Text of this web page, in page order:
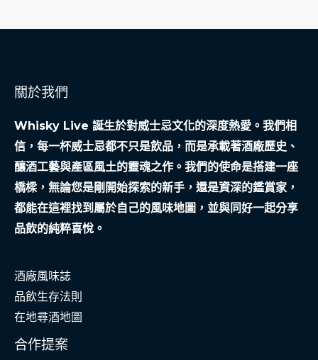
急
窮，
是
社
會
安
全
網
關於我們
Whisky Live 誕生於對威士忌文化的深度熱愛。我們相
信，每一杯威士忌都不只是飲品，而是承載著酒廠歷史、
釀酒工藝與產區風土的靈魂之作。我們的使命是搭建一座
橋樑，無論您是剛開始探索的新手，還是資深的鑑賞家，
都能在這裡找到屬於自己的風味地圖，並與同好一起分享
品飲的純粹喜悅。
酒廠風味誌
品飲生存法則
在地尋酒地圖
合作提案